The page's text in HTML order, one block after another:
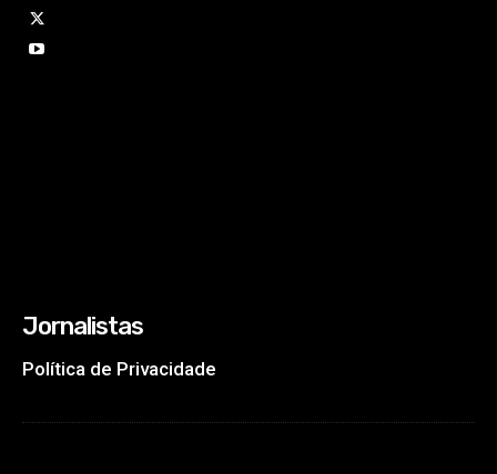
Jornalistas
Política de Privacidade